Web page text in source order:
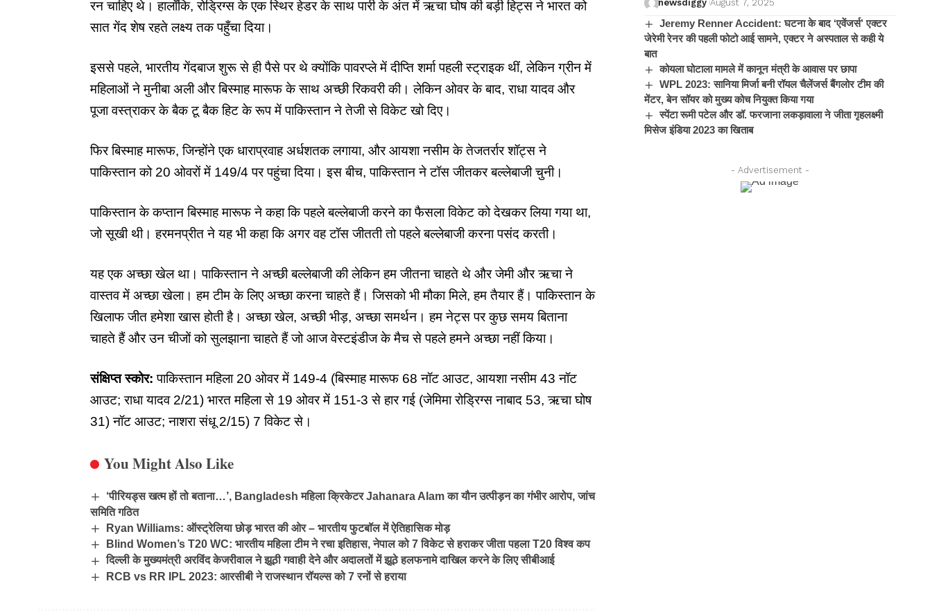
रन चाहिए थे। हालाँकि, रोड्रिग्स के एक स्थिर हेडर के साथ पारी के अंत में ऋचा घोष की बड़ी हिट्स ने भारत को
सात गेंद शेष रहते लक्ष्य तक पहुँचा दिया।
इससे पहले, भारतीय गेंदबाज शुरू से ही पैसे पर थे क्योंकि पावरप्ले में दीप्ति शर्मा पहली स्ट्राइक थीं, लेकिन ग्रीन में
महिलाओं ने मुनीबा अली और बिस्माह मारूफ के साथ अच्छी रिकवरी की। लेकिन ओवर के बाद, राधा यादव और
पूजा वस्त्राकर के बैक टू बैक हिट के रूप में पाकिस्तान ने तेजी से विकेट खो दिए।
फिर बिस्माह मारूफ, जिन्होंने एक धाराप्रवाह अर्धशतक लगाया, और आयशा नसीम के तेजतर्रार शॉट्स ने
पाकिस्तान को 20 ओवरों में 149/4 पर पहुंचा दिया। इस बीच, पाकिस्तान ने टॉस जीतकर बल्लेबाजी चुनी।
पाकिस्तान के कप्तान बिस्माह मारूफ ने कहा कि पहले बल्लेबाजी करने का फैसला विकेट को देखकर लिया गया था,
जो सूखी थी। हरमनप्रीत ने यह भी कहा कि अगर वह टॉस जीतती तो पहले बल्लेबाजी करना पसंद करती।
यह एक अच्छा खेल था। पाकिस्तान ने अच्छी बल्लेबाजी की लेकिन हम जीतना चाहते थे और जेमी और ऋचा ने
वास्तव में अच्छा खेला। हम टीम के लिए अच्छा करना चाहते हैं। जिसको भी मौका मिले, हम तैयार हैं। पाकिस्तान के
खिलाफ जीत हमेशा खास होती है। अच्छा खेल, अच्छी भीड़, अच्छा समर्थन। हम नेट्स पर कुछ समय बिताना
चाहते हैं और उन चीजों को सुलझाना चाहते हैं जो आज वेस्टइंडीज के मैच से पहले हमने अच्छा नहीं किया।
संक्षिप्त स्कोर: पाकिस्तान महिला 20 ओवर में 149-4 (बिस्माह मारूफ 68 नॉट आउट, आयशा नसीम 43 नॉट
आउट; राधा यादव 2/21) भारत महिला से 19 ओवर में 151-3 से हार गई (जेमिमा रोड्रिग्स नाबाद 53, ऋचा घोष
31) नॉट आउट; नाशरा संधू 2/15) 7 विकेट से।
You Might Also Like
‘पीरियड्स खत्म हों तो बताना…’, Bangladesh महिला क्रिकेटर Jahanara Alam का यौन उत्पीड़न का गंभीर आरोप, जांच
समिति गठित
Ryan Williams: ऑस्ट्रेलिया छोड़ भारत की ओर – भारतीय फुटबॉल में ऐतिहासिक मोड़
Blind Women’s T20 WC: भारतीय महिला टीम ने रचा इतिहास, नेपाल को 7 विकेट से हराकर जीता पहला T20 विश्व कप
दिल्ली के मुख्यमंत्री अरविंद केजरीवाल ने झूठी गवाही देने और अदालतों में झूठे हलफनामे दाखिल करने के लिए सीबीआई
RCB vs RR IPL 2023: आरसीबी ने राजस्थान रॉयल्स को 7 रनों से हराया
newsdiggy August 7, 2025
Jeremy Renner Accident: घटना के बाद ‘एवेंजर्स’ एक्टर
जेरेमी रेनर की पहली फोटो आई सामने, एक्टर ने अस्पताल से कही ये
बात
कोयला घोटाला मामले में कानून मंत्री के आवास पर छापा
WPL 2023: सानिया मिर्जा बनी रॉयल चैलेंजर्स बैंगलोर टीम की
मेंटर, बेन सॉयर को मुख्य कोच नियुक्त किया गया
स्पेंटा रूमी पटेल और डॉ. फरजाना लकड़ावाला ने जीता गृहलक्ष्मी
मिसेज इंडिया 2023 का खिताब
- Advertisement -